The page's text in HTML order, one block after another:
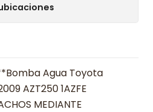
Agua Toyota
AZT250 1AZFE
MEDIANTE